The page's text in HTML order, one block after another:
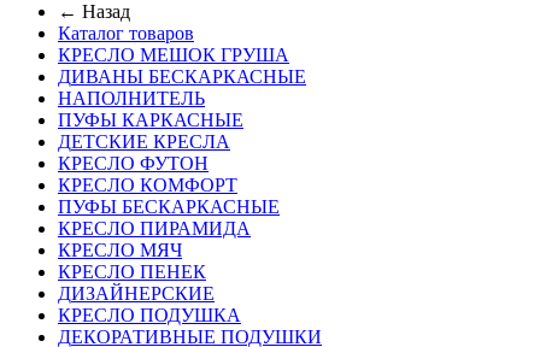
← Назад
Каталог товаров
КРЕСЛО МЕШОК ГРУША
ДИВАНЫ БЕСКАРКАСНЫЕ
НАПОЛНИТЕЛЬ
ПУФЫ КАРКАСНЫЕ
ДЕТСКИЕ КРЕСЛА
КРЕСЛО ФУТОН
КРЕСЛО КОМФОРТ
ПУФЫ БЕСКАРКАСНЫЕ
КРЕСЛО ПИРАМИДА
КРЕСЛО МЯЧ
КРЕСЛО ПЕНЕК
ДИЗАЙНЕРСКИЕ
КРЕСЛО ПОДУШКА
ДЕКОРАТИВНЫЕ ПОДУШКИ